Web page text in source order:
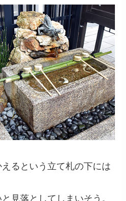
るという立て札の下には
見落としてしまいそう。